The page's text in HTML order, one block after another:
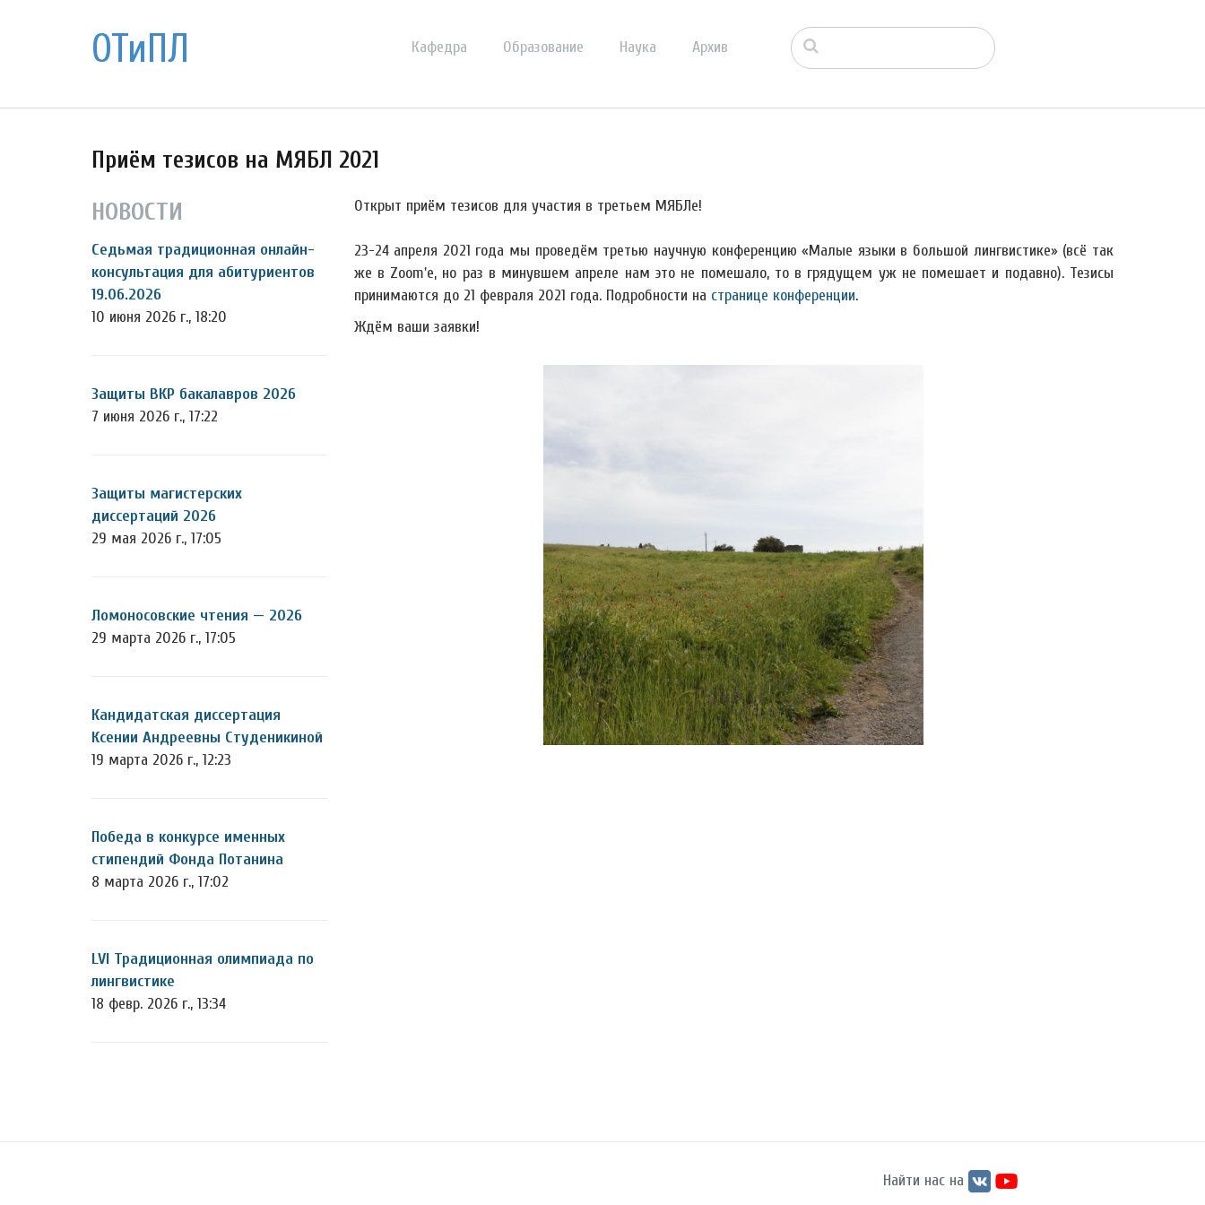
ОТиПЛ Кафедра Образование Наука Архив
Приём тезисов на МЯБЛ 2021
НОВОСТИ
Седьмая традиционная онлайн-
консультация для абитуриентов
19.06.2026
10 июня 2026 г., 18:20
Защиты ВКР бакалавров 2026
7 июня 2026 г., 17:22
Защиты магистерских
диссертаций 2026
29 мая 2026 г., 17:05
Ломоносовские чтения — 2026
29 марта 2026 г., 17:05
Кандидатская диссертация
Ксении Андреевны Студеникиной
19 марта 2026 г., 12:23
Победа в конкурсе именных
стипендий Фонда Потанина
8 марта 2026 г., 17:02
LVI Традиционная олимпиада по
лингвистике
18 февр. 2026 г., 13:34
Открыт приём тезисов для участия в третьем МЯБЛе!
23-24 апреля 2021 года мы проведём третью научную конференцию «Малые языки в большой лингвистике» (всё так
же в Zoom'е, но раз в минувшем апреле нам это не помешало, то в грядущем уж не помешает и подавно). Тезисы
принимаются до 21 февраля 2021 года. Подробности на странице конференции.
Ждём ваши заявки!
Найти нас на